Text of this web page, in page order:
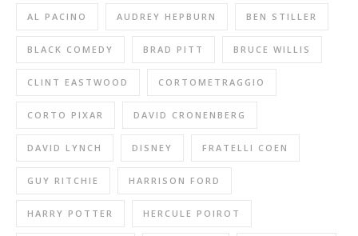
AL PACINO AUDREY HEPBURN BEN STILLER
BLACK COMEDY BRAD PITT BRUCE WILLIS
CLINT EASTWOOD CORTOMETRAGGIO
CORTO PIXAR DAVID CRONENBERG
DAVID LYNCH DISNEY FRATELLI COEN
GUY RITCHIE HARRISON FORD
HARRY POTTER HERCULE POIROT